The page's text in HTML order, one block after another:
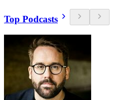
Top Podcasts